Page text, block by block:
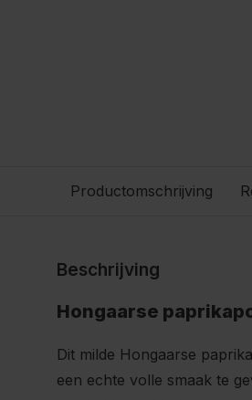
Productomschrijving
Beschrijving
Hongaarse
Dit milde Hongaarse
een echte volle smaak te